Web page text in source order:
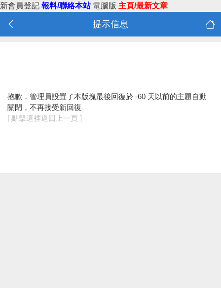
新會員登記 報料/聯絡本站 電腦版 主頁/最新文章
提示信息
抱歉，管理員設置了本版塊最後回復於 -60 天以前的主題自動
關閉，不再接受新回復
[ 點擊這裡返回上一頁 ]